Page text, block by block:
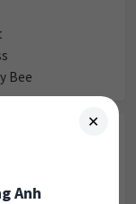
Bee
✕
Anh